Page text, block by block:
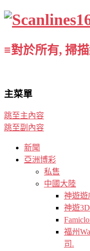
≡對於所有, 掃
主菜單
跳至主內容
跳至副內容
新聞
亞洲博彩
私售
中國大陸
神遊遊
神遊
福州
司.